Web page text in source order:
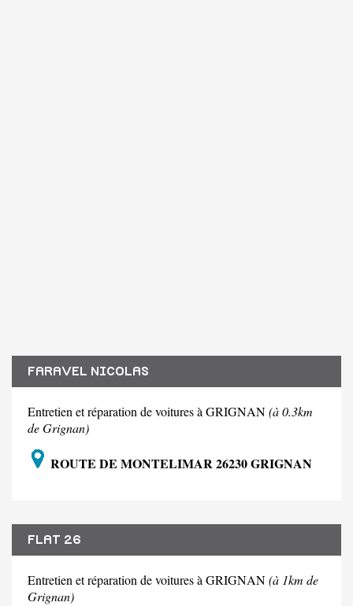
FARAVEL NICOLAS
Entretien et réparation de voitures à GRIGNAN(à 0.3km
de Grignan)
ROUTE DE MONTELIMAR 26230 GRIGNAN
FLAT 26
Entretien et réparation de voitures à GRIGNAN(à 1km de
Grignan)